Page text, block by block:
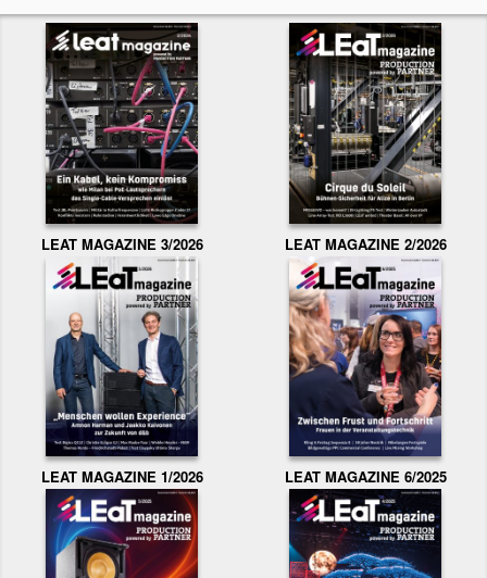
LEAT MAGAZINE 3/2026 LEAT MAGAZINE 2/2026
LEAT MAGAZINE 1/2026 LEAT MAGAZINE 6/2025